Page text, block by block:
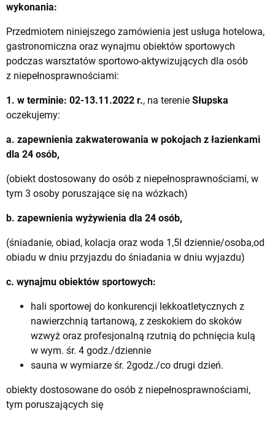
wykonania:
Przedmiotem niniejszego zamówienia jest usługa hotelowa,
gastronomiczna oraz wynajmu obiektów sportowych
podczas warsztatów sportowo-aktywizujących dla osób
z niepełnosprawnościami:
1. w terminie: 02-13.11.2022 r., na terenie Słupska
oczekujemy:
a. zapewnienia zakwaterowania w pokojach z łazienkami
dla 24 osób,
(obiekt dostosowany do osób z niepełnosprawnościami, w
tym 3 osoby poruszające się na wózkach)
b. zapewnienia wyżywienia dla 24 osób,
(śniadanie, obiad, kolacja oraz woda 1,5l dziennie/osoba,od
obiadu w dniu przyjazdu do śniadania w dniu wyjazdu)
c. wynajmu obiektów sportowych:
hali sportowej do konkurencji lekkoatletycznych z
nawierzchnią tartanową, z zeskokiem do skoków
wzwyż oraz profesjonalną rzutnią do pchnięcia kulą
w wym. śr. 4 godz./dziennie
sauna w wymiarze śr. 2godz./co drugi dzień.
obiekty dostosowane do osób z niepełnosprawnościami,
tym poruszających się